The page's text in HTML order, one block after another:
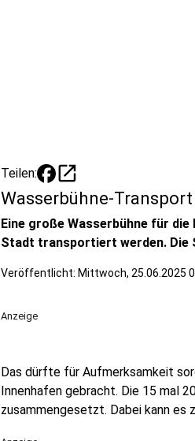
Teilen: open_in_new
Wasserbühne-
Eine große Wasserbühne für
Stadt transportiert werden. Die
Veröffentlicht: Mittwoch, 25.06.2025
Anzeige
Das dürfte für Aufmerksamkeit
Innenhafen gebracht. Die 15 mal
zusammengesetzt. Dabei kann es